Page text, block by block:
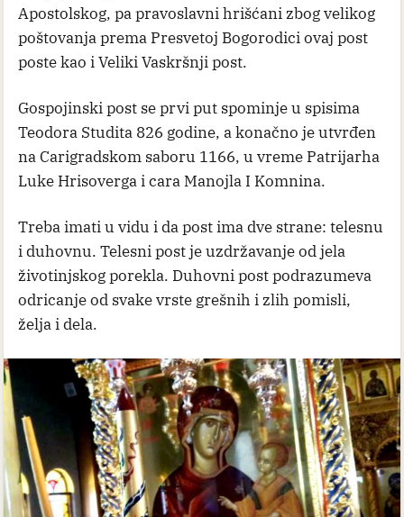
Apostolskog, pa pravoslavni hrišćani zbog velikog
poštovanja prema Presvetoj Bogorodici ovaj post
poste kao i Veliki Vaskršnji post.
Gospojinski post se prvi put spominje u spisima
Teodora Studita 826 godine, a konačno je utvrđen
na Carigradskom saboru 1166, u vreme Patrijarha
Luke Hrisoverga i cara Manojla I Komnina.
Treba imati u vidu i da post ima dve strane: telesnu
i duhovnu. Telesni post je uzdržavanje od jela
životinjskog porekla. Duhovni post podrazumeva
odricanje od svake vrste grešnih i zlih pomisli,
želja i dela.